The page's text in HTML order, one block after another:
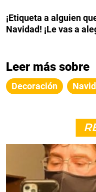
¡Etiqueta a alguien
Navidad! ¡Le vas a
Leer más sobre
Decoración